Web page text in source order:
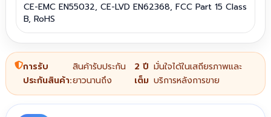
CE-EMC EN55032, CE-LVD EN62368, FCC Part 15 Class
B, RoHS
การรับ
ประกันสินค้า:
สินค้ารับประกัน
ยาวนานถึง
2 ปี
เต็ม
มั่นใจได้ในเสถียรภาพและ
บริการหลังการขาย